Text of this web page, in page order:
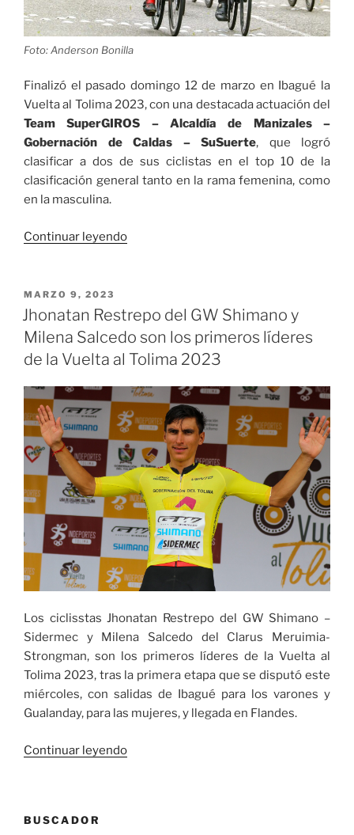
Foto: Anderson Bonilla
Finalizó el pasado domingo 12 de marzo en Ibagué la
Vuelta al Tolima 2023, con una destacada actuación del
Team SuperGIROS – Alcaldía de Manizales –
Gobernación de Caldas – SuSuerte, que logró
clasificar a dos de sus ciclistas en el top 10 de la
clasificación general tanto en la rama femenina, como
en la masculina.
Continuar leyendo«Los
SuperGIROS
–
Alcaldía
de
Manizales
–
Gobernación
de
Caldas
–
SuSuerte,
finalizaron
en
la
décima
de
la
general
final,
en
ambas
PUBLICADO
EL
MARZO 9, 2023
Jhonatan Restrepo del GW Shimano y
Milena Salcedo son los primeros líderes
de la Vuelta al Tolima 2023
Los ciclisstas Jhonatan Restrepo del GW Shimano –
Sidermec y Milena Salcedo del Clarus Meruimia-
Strongman, son los primeros líderes de la Vuelta al
Tolima 2023, tras la primera etapa que se disputó este
miércoles, con salidas de Ibagué para los varones y
Gualanday, para las mujeres, y llegada en Flandes.
Continuar leyendo«Jhonatan
BUSCADOR